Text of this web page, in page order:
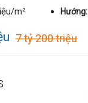
m² Hướng:
7 tỷ 200 triệu